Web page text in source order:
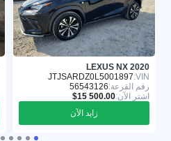
LEXUS NX 2020
VIN:
JTJSARDZ0L5001897
رقم القرعة:56543126
اشترِ الآن:
زايد الآن